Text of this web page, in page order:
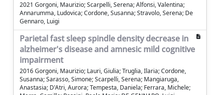
2021 Gorgoni, Maurizio; Scarpelli, Serena; Alfonsi, Valentina;
Annarumma, Ludovica; Cordone, Susanna; Stravolo, Serena; De
Gennaro, Luigi
Parietal fast sleep spindle density decrease in
alzheimer's disease and amnesic mild cognitive
impairment
2016 Gorgoni, Maurizio; Lauri, Giulia; Truglia, Ilaria; Cordone,
Susanna; Sarasso, Simone; Scarpelli, Serena; Mangiaruga,
Anastasia; D'Atri, Aurora; Tempesta, Daniela; Ferrara, Michele;